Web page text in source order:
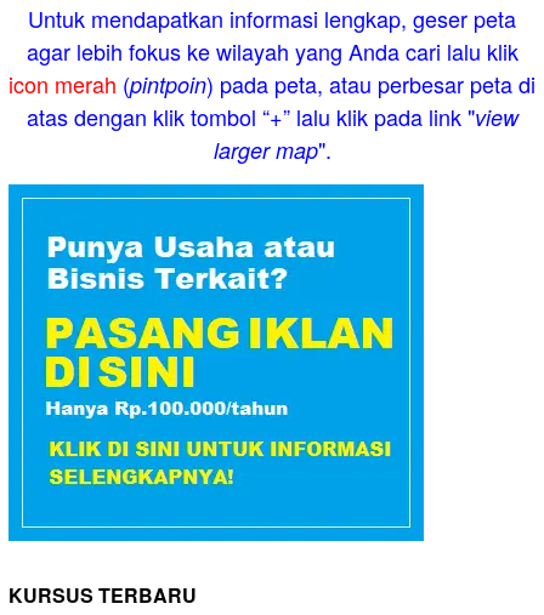
Untuk mendapatkan informasi lengkap, geser peta
agar lebih fokus ke wilayah yang Anda cari lalu klik
icon merah (pintpoin) pada peta, atau perbesar peta di
atas dengan klik tombol “+” lalu klik pada link "view
larger map".
KURSUS TERBARU